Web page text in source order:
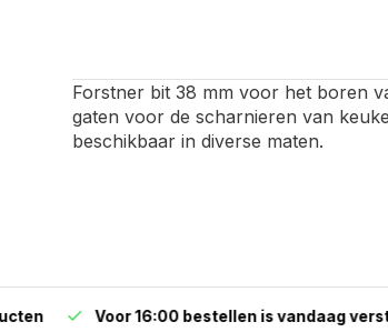
Forstner bit 38 mm voor het boren
gaten voor de scharnieren van
beschikbaar in diverse maten.
Voor 16:00 bestellen is vandaag versturen